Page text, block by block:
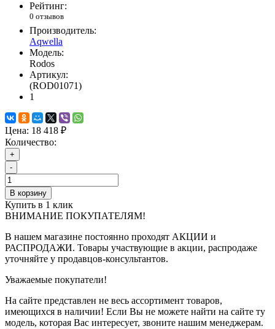
Рейтинг:
0 отзывов
Производитель:
Aqwella
Модель:
Rodos
Артикул:
(ROD01071)
1
Цена: 18 418 ₽
Количество:
+
-
В корзину
Купить в 1 клик
ВНИМАНИЕ ПОКУПАТЕЛЯМ!
В нашем магазине постоянно проходят АКЦИИ и
РАСПРОДАЖИ. Товары участвующие в акции, распродаже
уточняйте у продавцов-консультантов.
Уважаемые покупатели!
На сайте представлен не весь ассортимент товаров,
имеющихся в наличии! Если Вы не можете найти на сайте ту
модель, которая Вас интересует, звоните нашим менеджерам.